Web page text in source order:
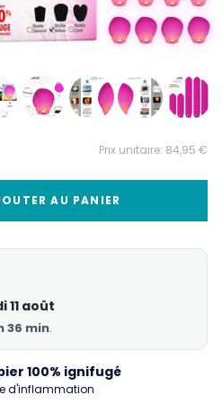
Prix unitaire: 84,95 €
AU PANIER
100% ignifugé
d'inflammation
11 août
36 min.